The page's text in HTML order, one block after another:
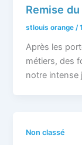
Remise
stlouis orange/
Après les
métiers, des
notre intense
Non classé